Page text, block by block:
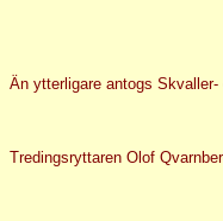
Än ytterligare antogs
Tredingsryttaren Olof